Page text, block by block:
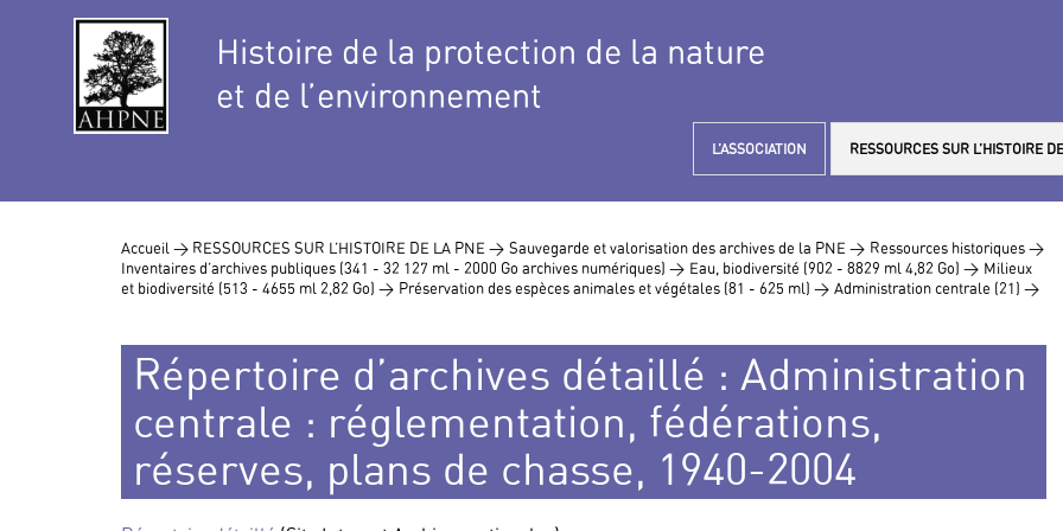
Histoire de la protection de la nature
et de l’environnement
L’ASSOCIATION RESSOURCES SUR L’HISTOIRE
Accueil > RESSOURCES SUR L’HISTOIRE DE LA PNE > Sauvegarde et valorisation des archives de la PNE > Ressources historiques >
Inventaires d’archives publiques (341 - 32 127 ml - 2000 Go archives numériques) > Eau, biodiversité (902 - 8829 ml 4,82 Go) > Milieux
et biodiversité (513 - 4655 ml 2,82 Go) > Préservation des espèces animales et végétales (81 - 625 ml) > Administration centrale (21) >
Répertoire d’archives détaillé : Administration
centrale : réglementation, fédérations,
réserves, plans de chasse, 1940-2004